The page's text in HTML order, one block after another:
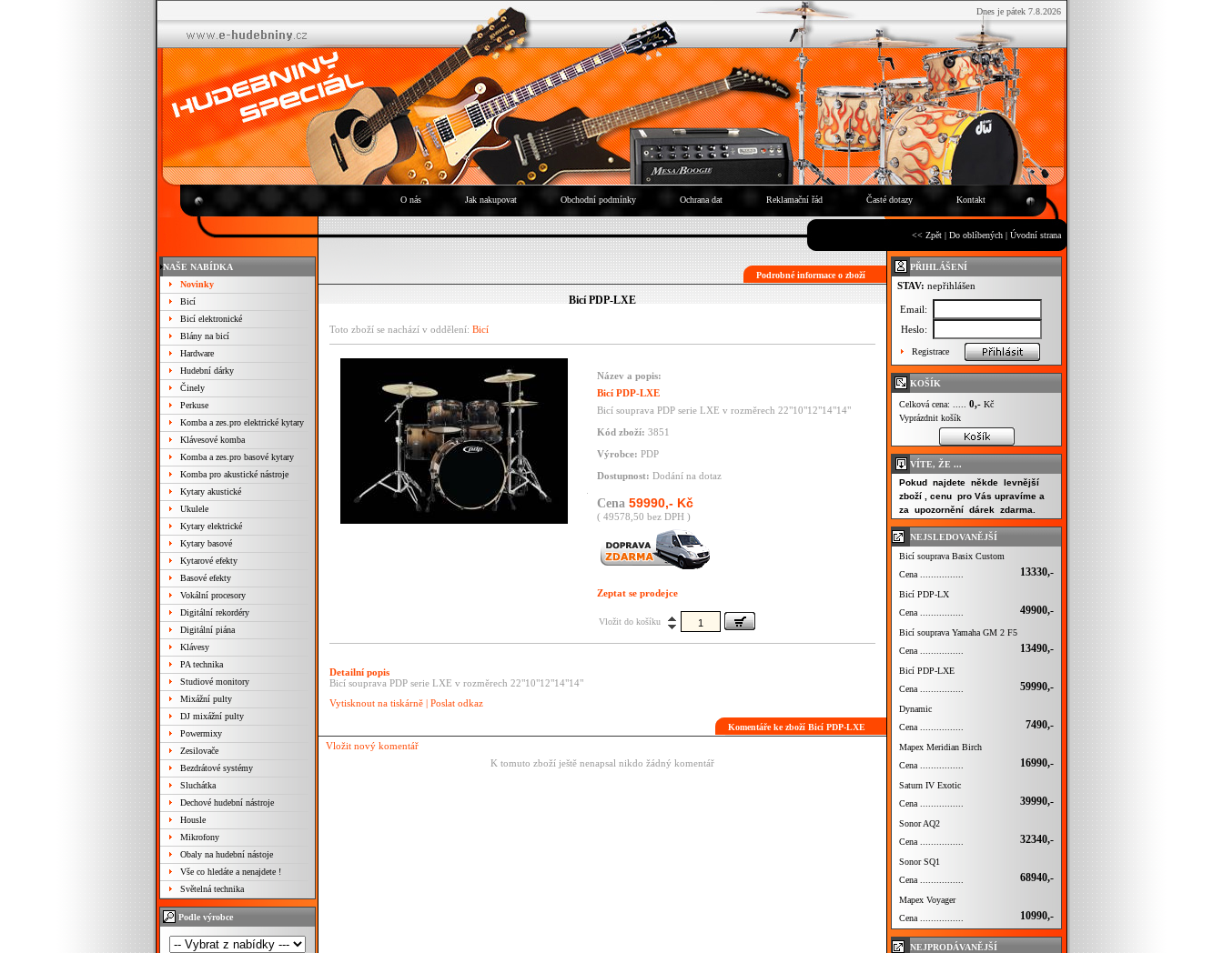
Dnes je pátek 7.8.2026
O nás Jak nakupovat Obchodní podmínky Ochrana dat Reklamační řád Časté dotazy Kontakt
<< Zpět | Do oblíbených | Úvodní strana
NAŠE NABÍDKA
Novinky
Bicí
Bicí elektronické
Blány na bicí
Hardware
Hudební dárky
Činely
Perkuse
Komba a zes.pro elektrické kytary
Klávesové komba
Komba a zes.pro basové kytary
Komba pro akustické nástroje
Kytary akustické
Ukulele
Kytary elektrické
Kytary basové
Kytarové efekty
Basové efekty
Vokální procesory
Digitální rekordéry
Digitální piána
Klávesy
PA technika
Studiové monitory
Mixážní pulty
DJ mixážní pulty
Powermixy
Zesilovače
Bezdrátové systémy
Sluchátka
Dechové hudební nástroje
Housle
Mikrofony
Obaly na hudební nástoje
Vše co hledáte a nenajdete !
Světelná technika
Podle výrobce
Podrobné informace o zboží
Bicí PDP-LXE
Toto zboží se nachází v oddělení: Bicí
Název a popis:
Bicí PDP-LXE
Bicí souprava PDP serie LXE v rozměrech 22"10"12"14"14"
Kód zboží: 3851
Výrobce: PDP
Dostupnost: Dodání na dotaz
Cena 59990,- Kč
( 49578,50 bez DPH )
Zeptat se prodejce
Vložit do košíku
Detailní popis
Bicí souprava PDP serie LXE v rozměrech 22"10"12"14"14"
Vytisknout na tiskárně | Poslat odkaz
Komentáře ke zboží Bicí PDP-LXE
Vložit nový komentář
K tomuto zboží ještě nenapsal nikdo žádný komentář
PŘIHLÁŠENÍ
STAV: nepřihlášen
Email:
Heslo:
Registrace
KOŠÍK
Celková cena: ..... 0,- Kč
Vyprázdnit košík
VÍTE, ŽE ...
Pokud najdete někde levnější
zboží , cenu pro Vás upravíme a
za upozornění dárek zdarma.
NEJSLEDOVANĚJŠÍ
Bicí souprava Basix Custom
Cena ................
13330,-
Bicí PDP-LX
Cena ................
49900,-
Bicí souprava Yamaha GM 2 F5
Cena ................
13490,-
Bicí PDP-LXE
Cena ................
59990,-
Dynamic
Cena ................
7490,-
Mapex Meridian Birch
Cena ................
16990,-
Saturn IV Exotic
Cena ................
39990,-
Sonor AQ2
Cena ................
32340,-
Sonor SQ1
Cena ................
68940,-
Mapex Voyager
Cena ................
10990,-
NEJPRODÁVANĚJŠÍ